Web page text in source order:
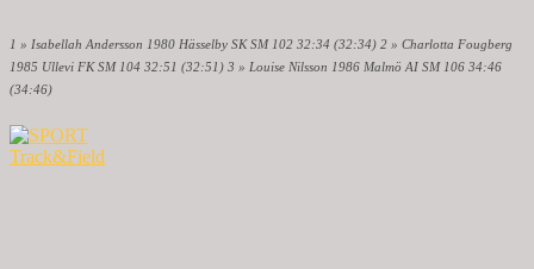
1 » Isabellah Andersson 1980 Hässelby SK SM 102 32:34 (32:34) 2 » Charlotta Fougberg
1985 Ullevi FK SM 104 32:51 (32:51) 3 » Louise Nilsson 1986 Malmö AI SM 106 34:46
(34:46)